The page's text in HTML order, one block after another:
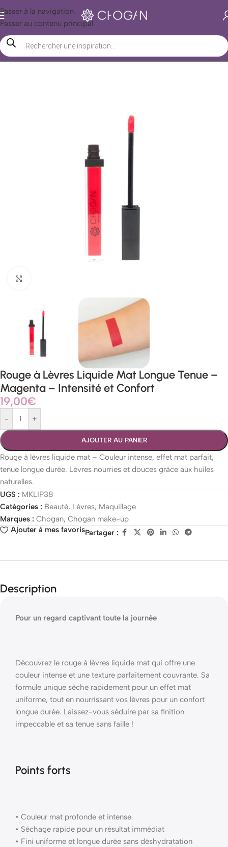
Passer à la navigation
Passer au contenu principal
Accueil/ Boutique Chogan/ Beauté/ Maquillage/ Lèvres
Rouge à Lèvres Liquide Mat Longue Tenue –
Magenta – Intensité et Confort
19,00€
- +
AJOUTER AU PANIER
Rouge à lèvres liquide mat – Couleur intense, effet mat parfait,
tenue longue durée. Lèvres nourries et douces grâce aux huiles
naturelles.
UGS : MKLIP38
Catégories : Beauté, Lèvres, Maquillage
Marques : Chogan, Chogan make-up
Ajouter à mes favorisPartager :
Description
Pour un regard captivant toute la journée
Découvrez le rouge à lèvres liquide mat qui offre une
couleur intense et une texture parfaitement couvrante. Sa
formule unique sèche rapidement pour un effet mat
uniforme, tout en nourrissant vos lèvres pour un confort
longue durée. Laissez-vous séduire par sa finition
impeccable et sa tenue sans faille !
Points forts
• Couleur mat profonde et intense
• Séchage rapide pour un résultat immédiat
• Fini uniforme et longue durée sans déshydratation